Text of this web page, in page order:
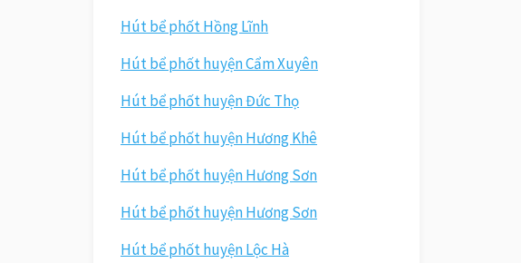
Hút bể phốt Hồng Lĩnh
Hút bể phốt huyện Cẩm Xuyên
Hút bể phốt huyện Đức Thọ
Hút bể phốt huyện Hương Khê
Hút bể phốt huyện Hương Sơn
Hút bể phốt huyện Hương Sơn
Hút bể phốt huyện Lộc Hà